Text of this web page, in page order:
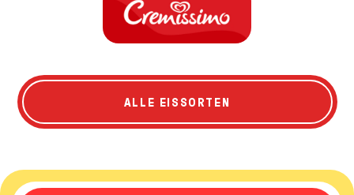
ALLE EISSORTEN